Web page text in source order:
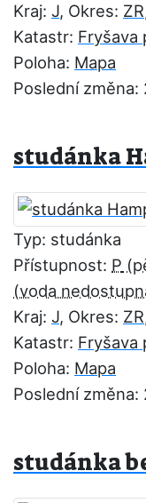
Kraj: J, Okres: ZR
Katastr: Fryšava
Poloha: Mapa
Poslední změna:
studánka
Typ: studánka
Přístupnost: P
Kraj: J, Okres: ZR
Katastr: Fryšava
Poloha: Mapa
Poslední změna:
studánka